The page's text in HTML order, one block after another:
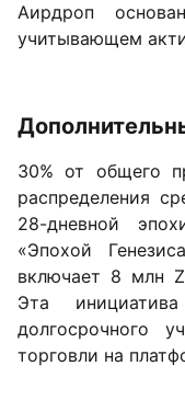
Аирдроп
учитывающем
30% от общего
распределения
28-дневной
«Эпохой
включает 8 млн
Эта
долгосрочного
торговли на